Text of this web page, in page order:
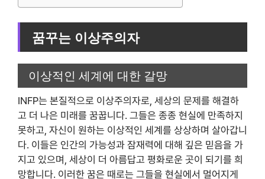
꿈꾸는 이상주의자
이상적인 세계에 대한 갈망
INFP는 본질적으로 이상주의자로, 세상의 문제를 해결하
고 더 나은 미래를 꿈꿉니다. 그들은 종종 현실에 만족하지
못하고, 자신이 원하는 이상적인 세계를 상상하며 살아갑니
다. 이들은 인간의 가능성과 잠재력에 대해 깊은 믿음을 가
지고 있으며, 세상이 더 아름답고 평화로운 곳이 되기를 희
망합니다. 이러한 꿈은 때로는 그들을 현실에서 멀어지게